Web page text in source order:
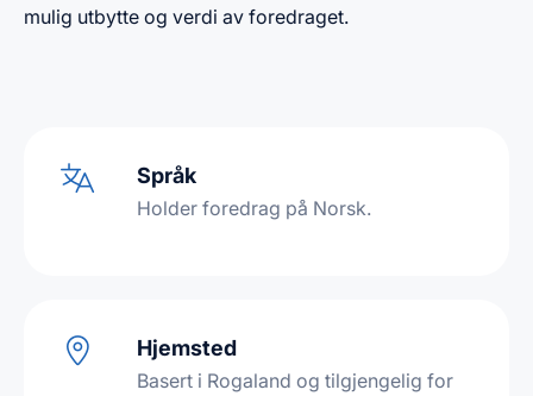
mulig utbytte og verdi av foredraget.
Språk
Holder foredrag på Norsk.
Hjemsted
Basert i Rogaland og tilgjengelig for